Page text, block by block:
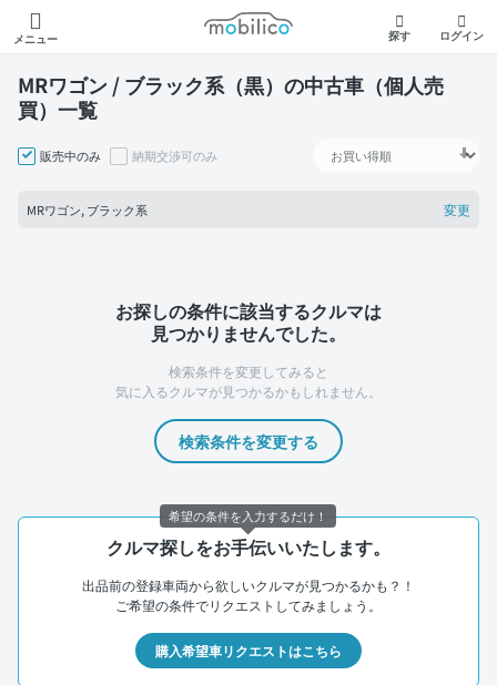
メニュー
モビリコ
探す ログイン
MRワゴン / ブラック系（黒）の中古車（個人売
買）一覧
販売中のみ 納期交渉可のみ
MRワゴン, ブラック系 変更
お探しの条件に該当するクルマは
見つかりませんでした。
検索条件を変更してみると
気に入るクルマが見つかるかもしれません。
検索条件を変更する
クルマ探しをお手伝いいたします。
出品前の登録車両から欲しいクルマが見つかるかも？！
ご希望の条件でリクエストしてみましょう。
購入希望車リクエストはこちら
希望の条件を入力するだけ！